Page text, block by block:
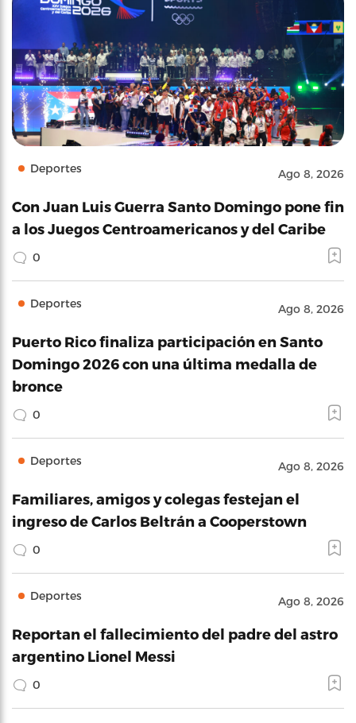
Deportes Ago 8, 2026
Con Juan Luis Guerra Santo Domingo pone fin
a los Juegos Centroamericanos y del Caribe
0
Deportes Ago 8, 2026
Puerto Rico finaliza participación en Santo
Domingo 2026 con una última medalla de
bronce
0
Deportes Ago 8, 2026
Familiares, amigos y colegas festejan el
ingreso de Carlos Beltrán a Cooperstown
0
Deportes Ago 8, 2026
Reportan el fallecimiento del padre del astro
argentino Lionel Messi
0